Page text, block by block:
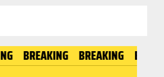
BREAKING BREAKING